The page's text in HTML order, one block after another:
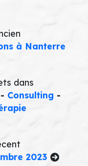
à Nanterre
dans
- Consulting -
2023